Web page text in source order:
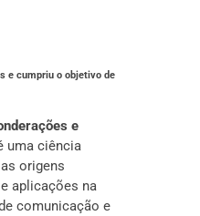
e cumpriu o objetivo de
e
uma ciência
origens
aplicações na
comunicação e